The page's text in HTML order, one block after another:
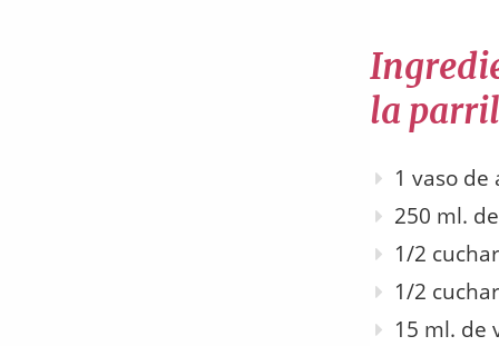
la
1 vaso
250 ml.
1/2
1/2
15 ml. de